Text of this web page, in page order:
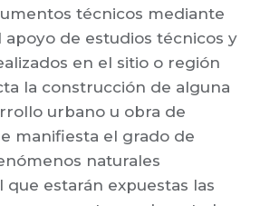
técnicos mediante
apoyo de estudios técnicos y
en el sitio o región
la construcción de alguna
urbano u obra de
manifiesta el grado de
naturales
estarán expuestas las